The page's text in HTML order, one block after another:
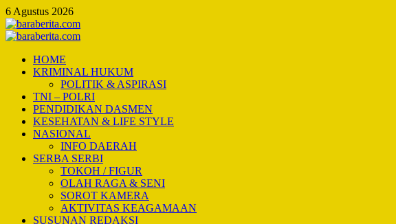
Skip
to
content
6 Agustus 2026
Primary
HOME
KRIMINAL HUKUM
POLITIK & ASPIRASI
TNI – POLRI
PENDIDIKAN DASMEN
KESEHATAN & LIFE STYLE
NASIONAL
INFO DAERAH
SERBA SERBI
TOKOH / FIGUR
OLAH RAGA & SENI
SOROT KAMERA
AKTIVITAS KEAGAMAAN
SUSUNAN REDAKSI